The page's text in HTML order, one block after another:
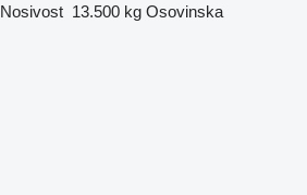
Nosivost 13.500 kg Osovinska